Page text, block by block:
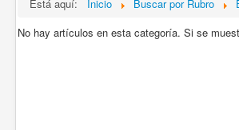
Está aquí: Inicio Buscar por Rubro
No hay artículos en esta categoría. Si se